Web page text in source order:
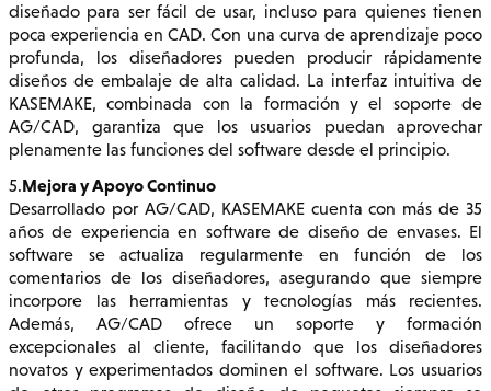
diseñado para ser fácil de usar, incluso para quienes tienen
poca experiencia en CAD. Con una curva de aprendizaje poco
profunda, los diseñadores pueden producir rápidamente
diseños de embalaje de alta calidad. La interfaz intuitiva de
KASEMAKE, combinada con la formación y el soporte de
AG/CAD, garantiza que los usuarios puedan aprovechar
plenamente las funciones del software desde el principio.
5.Mejora y Apoyo Continuo
Desarrollado por AG/CAD, KASEMAKE cuenta con más de 35
años de experiencia en software de diseño de envases. El
software se actualiza regularmente en función de los
comentarios de los diseñadores, asegurando que siempre
incorpore las herramientas y tecnologías más recientes.
Además, AG/CAD ofrece un soporte y formación
excepcionales al cliente, facilitando que los diseñadores
novatos y experimentados dominen el software. Los usuarios